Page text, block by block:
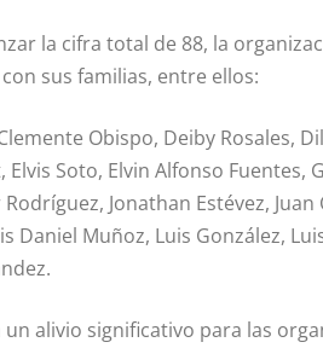
la cifra total de 88, la
sus familias, entre ellos:
Obispo, Deiby Rosales,
Soto, Elvin Alfonso Fuentes,
Jonathan Estévez, Juan
Daniel Muñoz, Luis González,
alivio significativo para las